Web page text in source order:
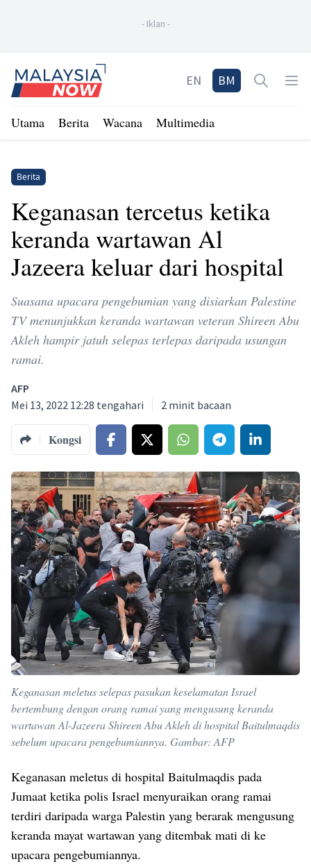
- Iklan -
Home
EN BM Open
Utama Berita Wacana Multimedia
Berita
Keganasan tercetus ketika
keranda wartawan Al
Jazeera keluar dari hospital
Suasana upacara pengebumian yang disiarkan Palestine
TV menunjukkan keranda wartawan veteran Shireen Abu
Akleh hampir jatuh selepas terlepas daripada usungan
ramai.
AFP
Mei 13, 2022 12:28 tengahari
2 minit bacaan
Kongsi
Keganasan meletus selepas pasukan keselamatan Israel
bertembung dengan orang ramai yang mengusung keranda
wartawan Al-Jazeera Shireen Abu Akleh di hospital Baitulmaqdis
sebelum upacara pengebumiannya. Gambar: AFP
Keganasan meletus di hospital Baitulmaqdis pada
Jumaat ketika polis Israel menyuraikan orang ramai
terdiri daripada warga Palestin yang berarak mengusung
keranda mayat wartawan yang ditembak mati di ke
upacara pengebumiannya.